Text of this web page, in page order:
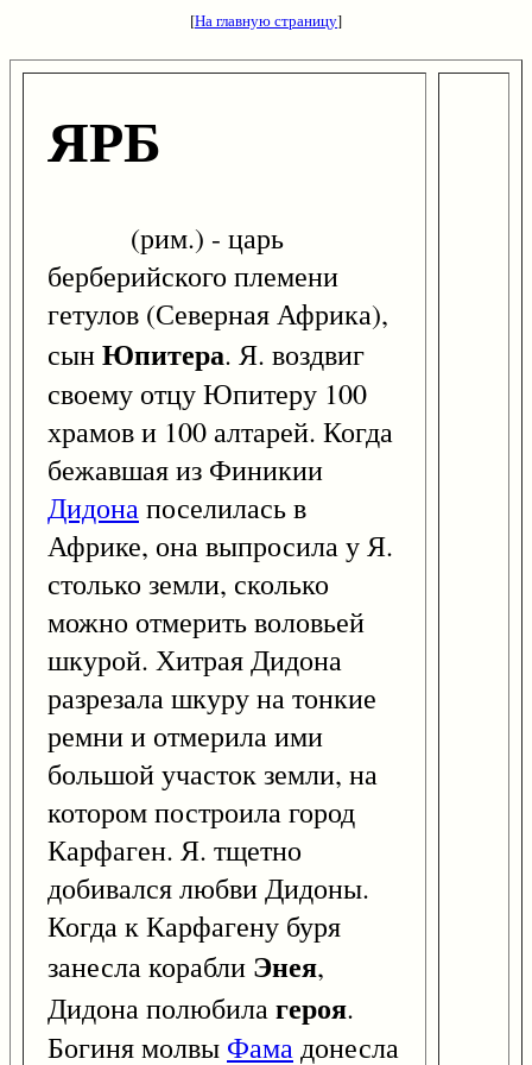
[На главную страницу]
ЯРБ
(рим.) - царь
берберийского племени
гетулов (Северная Африка),
сынЮпитера. Я. воздвиг
своему отцу Юпитеру 100
храмов и 100 алтарей. Когда
бежавшая из Финикии
Дидонапоселилась в
Африке, она выпросила у Я.
столько земли, сколько
можно отмерить воловьей
шкурой. Хитрая Дидона
разрезала шкуру на тонкие
ремни и отмерила ими
большой участок земли, на
котором построила город
Карфаген. Я. тщетно
добивался любви Дидоны.
Когда к Карфагену буря
занесла корабли Энея,
Дидона полюбилагероя.
Богиня молвы Фамадонесла